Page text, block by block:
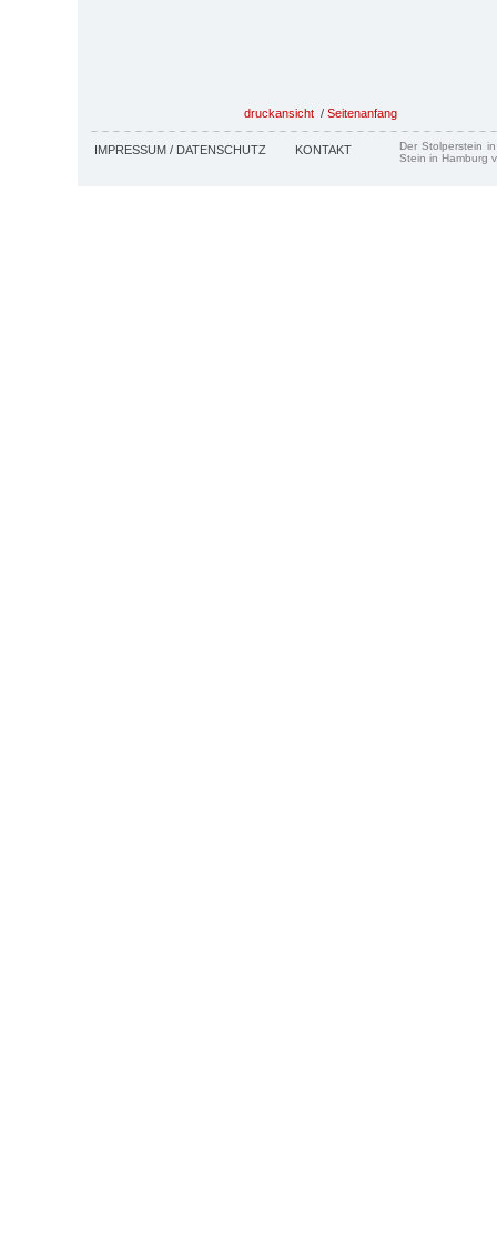
druckansicht / Seitenanfang
IMPRESSUM / DATENSCHUTZ KONTAKT
Der Stolperstein
Stein in Hamburg